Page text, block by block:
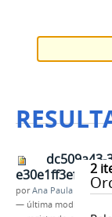
2
dc509a43-
porAna Paula Batista
— última modificação